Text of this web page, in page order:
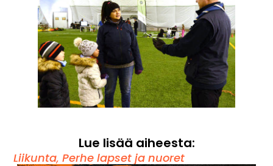
Lue lisää aiheesta:
Liikunta,Perhe lapset ja nuoret